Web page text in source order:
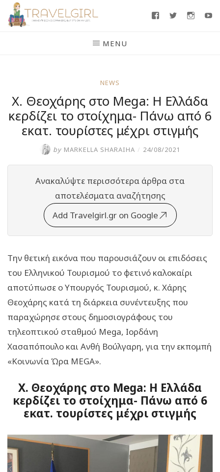
Skip
FacebookTwitter
MENU
NEWS
Χ. Θεοχάρης στο Mega: Η Ελλάδα
κερδίζει το στοίχημα- Πάνω από 6
εκατ. τουρίστες μέχρι στιγμής
by MARKELLA SHARAIHA / 24/08/2021
Ανακαλύψτε περισσότερα άρθρα στα
αποτελέσματα αναζήτησης
Add Travelgirl.gr on Google
Την θετική εικόνα που παρουσιάζουν οι επιδόσεις
του Ελληνικού Τουρισμού το φετινό καλοκαίρι
αποτύπωσε ο Υπουργός Τουρισμού, κ. Χάρης
Θεοχάρης κατά τη διάρκεια συνέντευξης που
παραχώρησε στους δημοσιογράφους του
τηλεοπτικού σταθμού Mega, Ιορδάνη
Χασαπόπουλο και Ανθή Βούλγαρη, για την εκπομπή
«Κοινωνία Ώρα MEGA».
Χ. Θεοχάρης στο Mega: Η Ελλάδα
κερδίζει το στοίχημα- Πάνω από 6
εκατ. τουρίστες μέχρι στιγμής